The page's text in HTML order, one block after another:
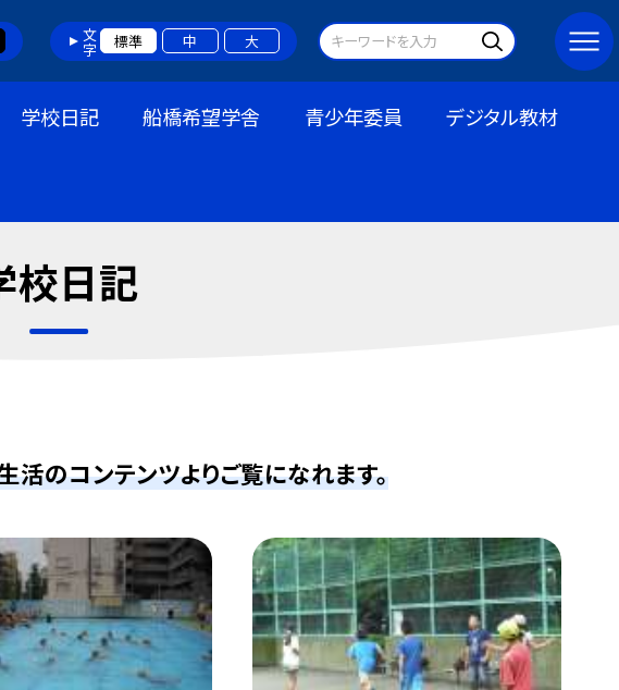
文字 標準 中 大
学校日記 船橋希望学舎 青少年委員 デジタル教材
校日記
活のコンテンツよりご覧になれます。